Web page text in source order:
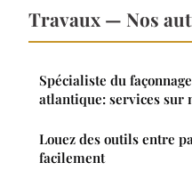
Travaux — Nos
Spécialiste du
atlantique: services sur
Louez des outils entre
facilement